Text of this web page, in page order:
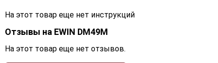
На этот товар еще нет инструкций
Отзывы на EWIN DM49M
На этот товар еще нет отзывов.